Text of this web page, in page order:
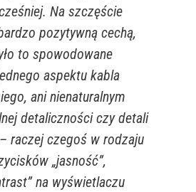
Na szczęście
pozytywną cechą,
to spowodowane
aspektu kabla
ani nienaturalnym
detaliczności czy detali
raczej czegoś w rodzaju
„jasność”,
na wyświetlaczu